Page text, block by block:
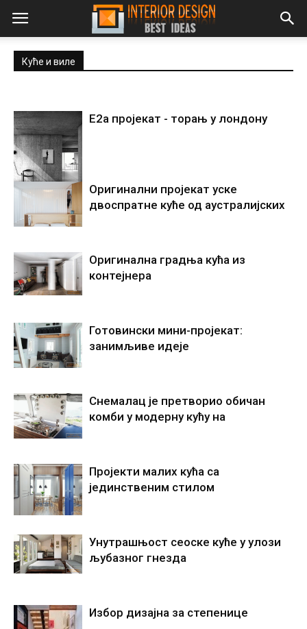
Куће и виле
Е2а пројекат - торањ у лондону
Оригинални пројекат уске
двоспратне куће од аустралијских
Оригинална градња кућа из
контејнера
Готовински мини-пројекат:
занимљиве идеје
Снемалац је претворио обичан
комби у модерну кућу на
Пројекти малих кућа са
јединственим стилом
Унутрашњост сеоске куће у улози
љубазног гнезда
Избор дизајна за степенице